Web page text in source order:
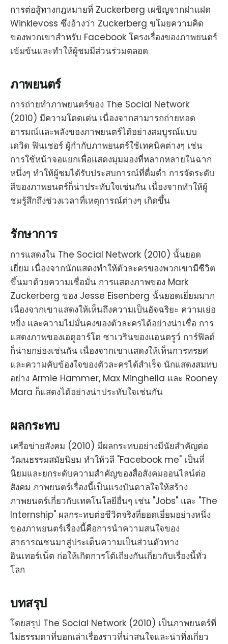
การต่อสู้ทางกฎหมายที่ Zuckerberg เผชิญจากฝาแฝด
Winklevoss ซึ่งอ้างว่า Zuckerberg ขโมยความคิด
ของพวกเขาสำหรับ Facebook โครงเรื่องของภาพยนตร์
เข้มข้นและทำให้ผู้ชมมีส่วนร่วมตลอด
ภาพยนตร์
การถ่ายทำภาพยนตร์ของ The Social Network
(2010) มีความโดดเด่น เนื่องจากสามารถถ่ายทอด
อารมณ์และพลังของภาพยนตร์ได้อย่างสมบูรณ์แบบ
เดวิด ฟินเชอร์ ผู้กำกับภาพยนตร์ใช้เทคนิคต่างๆ เช่น
การใช้หน้าจอแยกเพื่อแสดงมุมมองที่หลากหลายในฉาก
หนึ่งๆ ทำให้ผู้ชมได้รับประสบการณ์ที่ดื่มด่ำ การจัดระดับ
สีของภาพยนตร์ก็น่าประทับใจเช่นกัน เนื่องจากทำให้ผู้
ชมรู้สึกถึงช่วงเวลาที่เหตุการณ์ต่างๆ เกิดขึ้น
รักษาการ
การแสดงใน The Social Network (2010) นั้นยอด
เยี่ยม เนื่องจากนักแสดงทำให้ตัวละครของพวกเขามีชีวิต
ขึ้นมาด้วยความเชื่อมั่น การแสดงภาพของ Mark
Zuckerberg ของ Jesse Eisenberg นั้นยอดเยี่ยมมาก
เนื่องจากเขาแสดงให้เห็นถึงความเป็นอัจฉริยะ ความเย่อ
หยิ่ง และความไม่มั่นคงของตัวละครได้อย่างน่าเชื่อ การ
แสดงภาพของเอดูอาร์โด ซาเวรินของแอนดรูว์ การ์ฟิลด์
ก็น่ายกย่องเช่นกัน เนื่องจากเขาแสดงให้เห็นการทรยศ
และความคับข้องใจของตัวละครได้สำเร็จ นักแสดงสมทบ
อย่าง Armie Hammer, Max Minghella และ Rooney
Mara ก็แสดงได้อย่างน่าประทับใจเช่นกัน
ผลกระทบ
เครือข่ายสังคม (2010) มีผลกระทบอย่างมีนัยสำคัญต่อ
วัฒนธรรมสมัยนิยม ทำให้วลี "Facebook me" เป็นที่
นิยมและยกระดับความสำคัญของสื่อสังคมออนไลน์ต่อ
สังคม ภาพยนตร์เรื่องนี้เป็นแรงบันดาลใจให้สร้าง
ภาพยนตร์เกี่ยวกับเทคโนโลยีอื่นๆ เช่น "Jobs" และ "The
Internship" ผลกระทบต่อชีวิตจริงที่ยอดเยี่ยมอย่างหนึ่ง
ของภาพยนตร์เรื่องนี้คือการนำความสนใจของ
สาธารณชนมาสู่ประเด็นความเป็นส่วนตัวทาง
อินเทอร์เน็ต ก่อให้เกิดการโต้เถียงกันเกี่ยวกับเรื่องนี้ทั่ว
โลก
บทสรุป
โดยสรุป The Social Network (2010) เป็นภาพยนตร์ที่
ไม่ธรรมดาที่บอกเล่าเรื่องราวที่น่าสนใจและน่าทึ่งเกี่ยว